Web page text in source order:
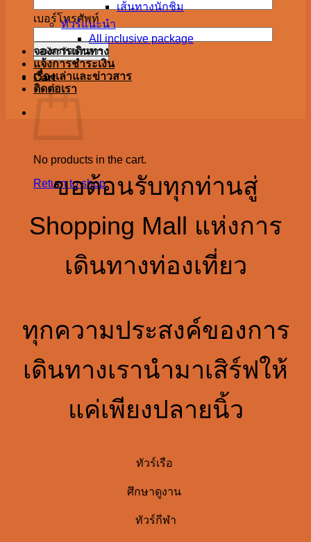
เบอร์โทรศัพท์
Cart
No products in the cart.
Return to shop
เส้นทางนักชิม
ทัวร์แนะนำ
All inclusive package
จองการเดินทาง
แจ้งการชำระเงิน
เรื่องเล่าและข่าวสาร
ติดต่อเรา
ขอต้อนรับทุกท่านสู่
Shopping Mall แห่งการ
เดินทางท่องเที่ยว
ทุกความประสงค์ของการ
เดินทางเรานำมาเสิร์ฟให้
แค่เพียงปลายนิ้ว
ทัวร์เรือ
ศึกษาดูงาน
ทัวร์กีฬา